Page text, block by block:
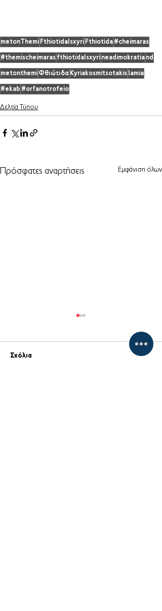
metonThemi FthiotidaIsxyri Fthiotida #cheimaras
#themischeimaras fthiotidaIsxyri neadimokratia nd
metonthemi Φθιώτιδα Kyriakosmitsotakis lamia
#ekab #orfanotrofeio
Δελτία Τύπου
Πρόσφατες αναρτήσεις Εμφάνιση όλων
Σχόλια